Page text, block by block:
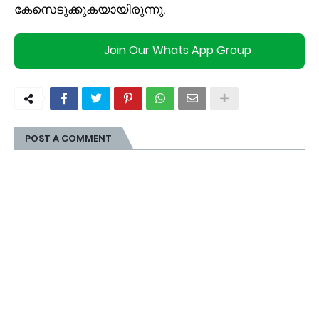
കേസെടുക്കുകയായിരുന്നു.
Join Our Whats App Group
POST A COMMENT